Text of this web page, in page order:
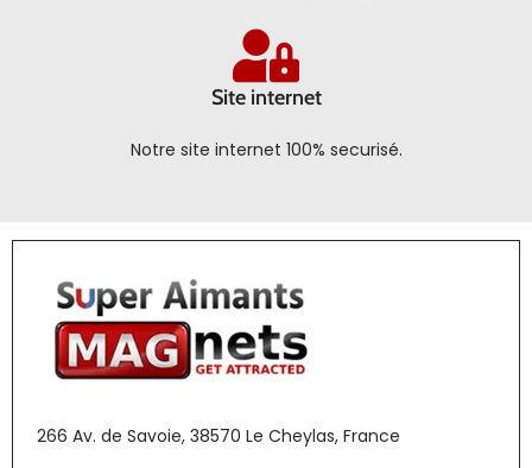
Site internet
Notre site internet 100% securisé.
266 Av. de Savoie, 38570 Le Cheylas, France